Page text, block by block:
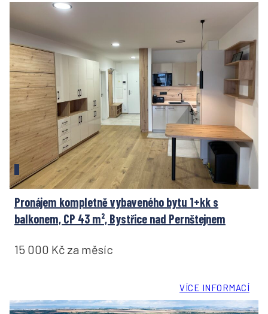
Pronájem kompletně vybaveného bytu 1+kk s
balkonem, CP 43 m², Bystřice nad Pernštejnem
15 000 Kč za měsíc
VÍCE INFORMACÍ